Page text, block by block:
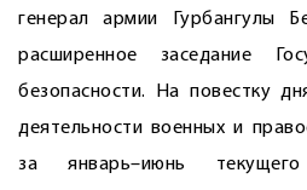
генерал армии Гурбангулы
расширенное заседание
безопасности. На повестку
деятельности военных и
за январь–июнь